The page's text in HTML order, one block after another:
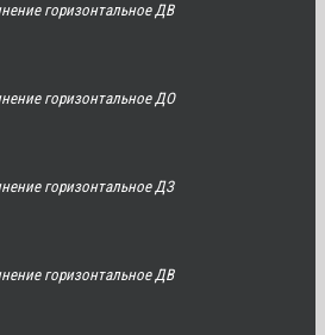
горизонтальное ДВ
горизонтальное ДО
горизонтальное ДЗ
горизонтальное ДВ